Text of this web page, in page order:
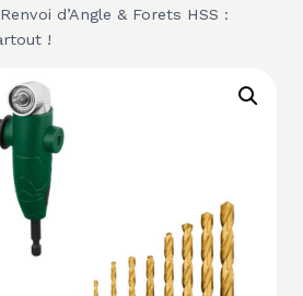
d’Angle & Forets HSS :
!